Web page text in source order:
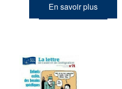
En savoir plus